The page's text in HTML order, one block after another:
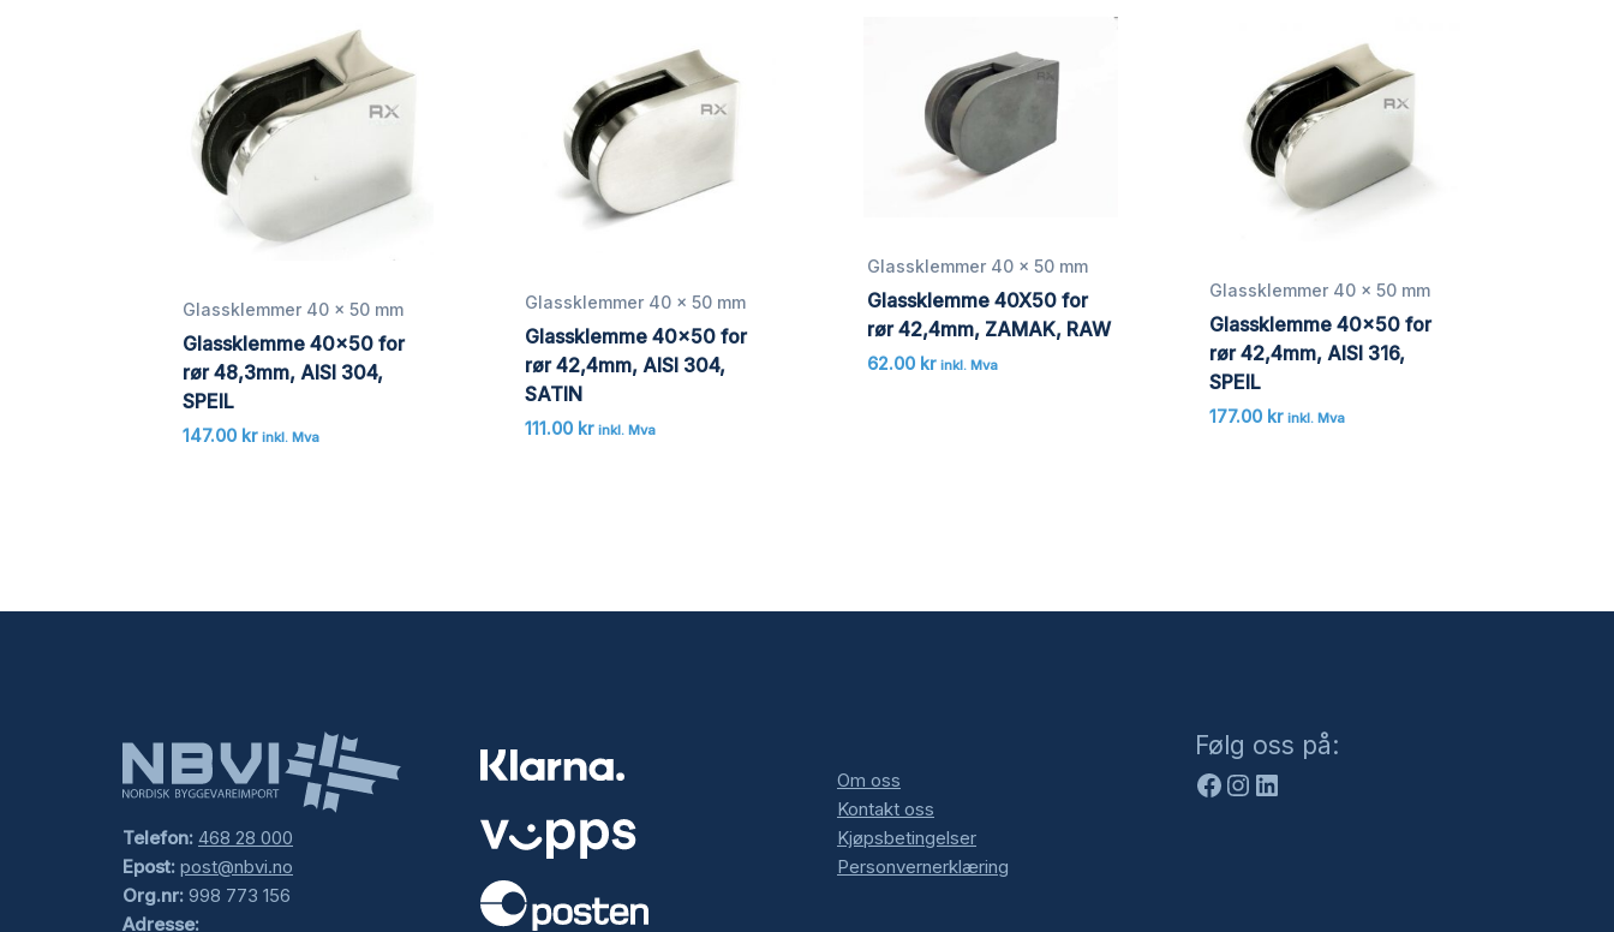
Glassklemmer 40 x 50 mm
Glassklemme 40×50 for
rør 48,3mm, AISI 304,
SPEIL
147.00 kr inkl. Mva
Glassklemmer 40 x 50 mm
Glassklemme 40×50 for
rør 42,4mm, AISI 304,
SATIN
111.00 kr inkl. Mva
Glassklemmer 40 x 50 mm
Glassklemme 40X50 for
rør 42,4mm, ZAMAK, RAW
62.00 kr inkl. Mva
Glassklemmer 40 x 50 mm
Glassklemme 40×50 for
rør 42,4mm, AISI 316,
SPEIL
177.00 kr inkl. Mva
Telefon: 468 28 000
Epost: post@nbvi.no
Org.nr: 998 773 156
Adresse:
Om oss
Kontakt oss
Kjøpsbetingelser
Personvernerklæring
Følg oss på:
Facebook
Instagram
LinkedIn